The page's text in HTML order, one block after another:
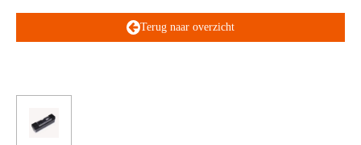
Terug naar overzicht